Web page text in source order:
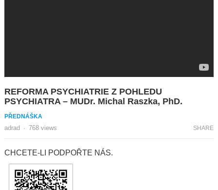
REFORMA PSYCHIATRIE Z POHLEDU
PSYCHIATRA – MUDr. Michal Raszka, PhD.
PŘEDNÁŠKA
adrad · 768views SHARE
CHCETE-LI PODPOŘTE NÁS.